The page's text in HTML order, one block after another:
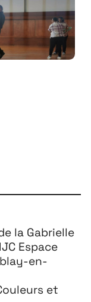
la Gabrielle
Espace
en-
et